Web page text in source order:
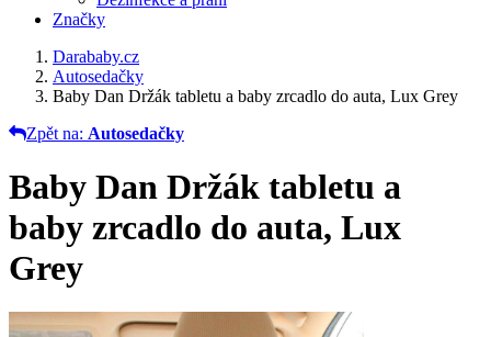
Značky
Darababy.cz
Autosedačky
Baby Dan Držák tabletu a baby zrcadlo do auta, Lux Grey
Zpět na: Autosedačky
Baby Dan Držák tabletu a
baby zrcadlo do auta, Lux
Grey